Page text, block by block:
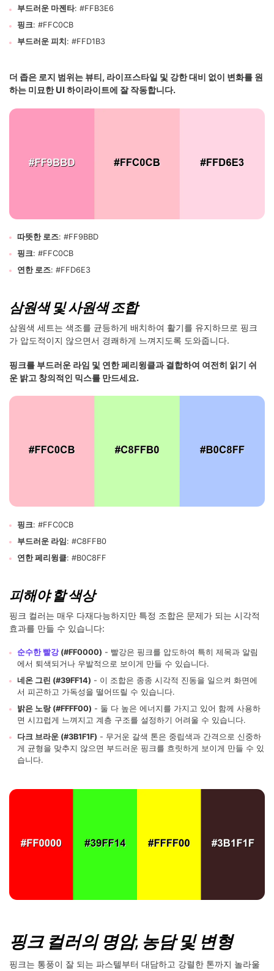
부드러운 마젠타: #FFB3E6
핑크: #FFC0CB
부드러운 피치 : #FFD1B3
더 좁은 로지 범위는 뷰티, 라이프스타일 및 강한 대비 없이 변화를 원
하는 미묘한 UI 하이라이트에 잘 작동합니다.
따뜻한 로즈: #FF9BBD
핑크: #FFC0CB
연한 로즈: #FFD6E3
삼원색 및 사원색 조합
삼원색 세트는 색조를 균등하게 배치하여 활기를 유지하므로 핑크
가 압도적이지 않으면서 경쾌하게 느껴지도록 도와줍니다.
핑크를 부드러운 라임 및 연한 페리윙클과 결합하여 여전히 읽기 쉬
운 밝고 창의적인 믹스를 만드세요.
핑크: #FFC0CB
부드러운 라임: #C8FFB0
연한 페리윙클: #B0C8FF
피해야 할 색상
핑크 컬러는 매우 다재다능하지만 특정 조합은 문제가 되는 시각적
효과를 만들 수 있습니다:
순수한 빨강(#FF0000) - 빨강은 핑크를 압도하여 특히 제목과 알림
에서 퇴색되거나 우발적으로 보이게 만들 수 있습니다.
네온 그린 (#39FF14) - 이 조합은 종종 시각적 진동을 일으켜 화면에
서 피곤하고 가독성을 떨어뜨릴 수 있습니다.
밝은 노랑 (#FFFF00) - 둘 다 높은 에너지를 가지고 있어 함께 사용하
면 시끄럽게 느껴지고 계층 구조를 설정하기 어려울 수 있습니다.
다크 브라운 (#3B1F1F) - 무거운 갈색 톤은 중립색과 간격으로 신중하
게 균형을 맞추지 않으면 부드러운 핑크를 흐릿하게 보이게 만들 수 있
습니다.
핑크 컬러의 명암, 농담 및 변형
핑크는 통풍이 잘 되는 파스텔부터 대담하고 강렬한 톤까지 놀라울